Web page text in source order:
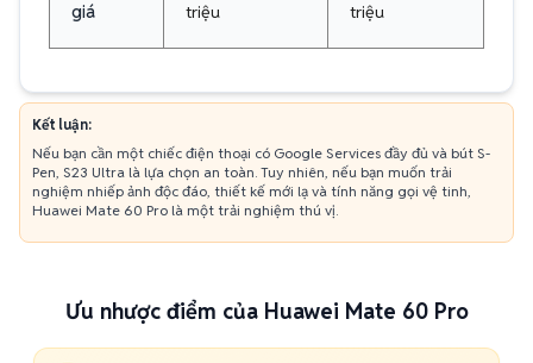
giá
triệu
triệu
Kết luận:
Nếu bạn cần một chiếc điện thoại có Google Services đầy đủ và bút S-
Pen, S23 Ultra là lựa chọn an toàn. Tuy nhiên, nếu bạn muốn trải
nghiệm nhiếp ảnh độc đáo, thiết kế mới lạ và tính năng gọi vệ tinh,
Huawei Mate 60 Pro là một trải nghiệm thú vị.
Ưu nhược điểm của Huawei Mate 60 Pro